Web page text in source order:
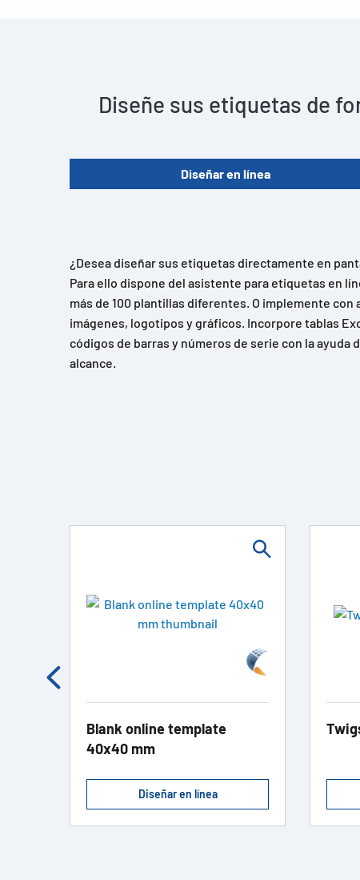
Diseñe sus etiquetas de
Diseñar en línea
¿Desea diseñar sus etiquetas directamente en
Para ello dispone del asistente para etiquetas en
más de 100 plantillas diferentes. O implemente
imágenes, logotipos y gráficos. Incorpore tablas
códigos de barras y números de serie con la ayuda
alcance.
Blank online template
40x40 mm
Diseñar en línea